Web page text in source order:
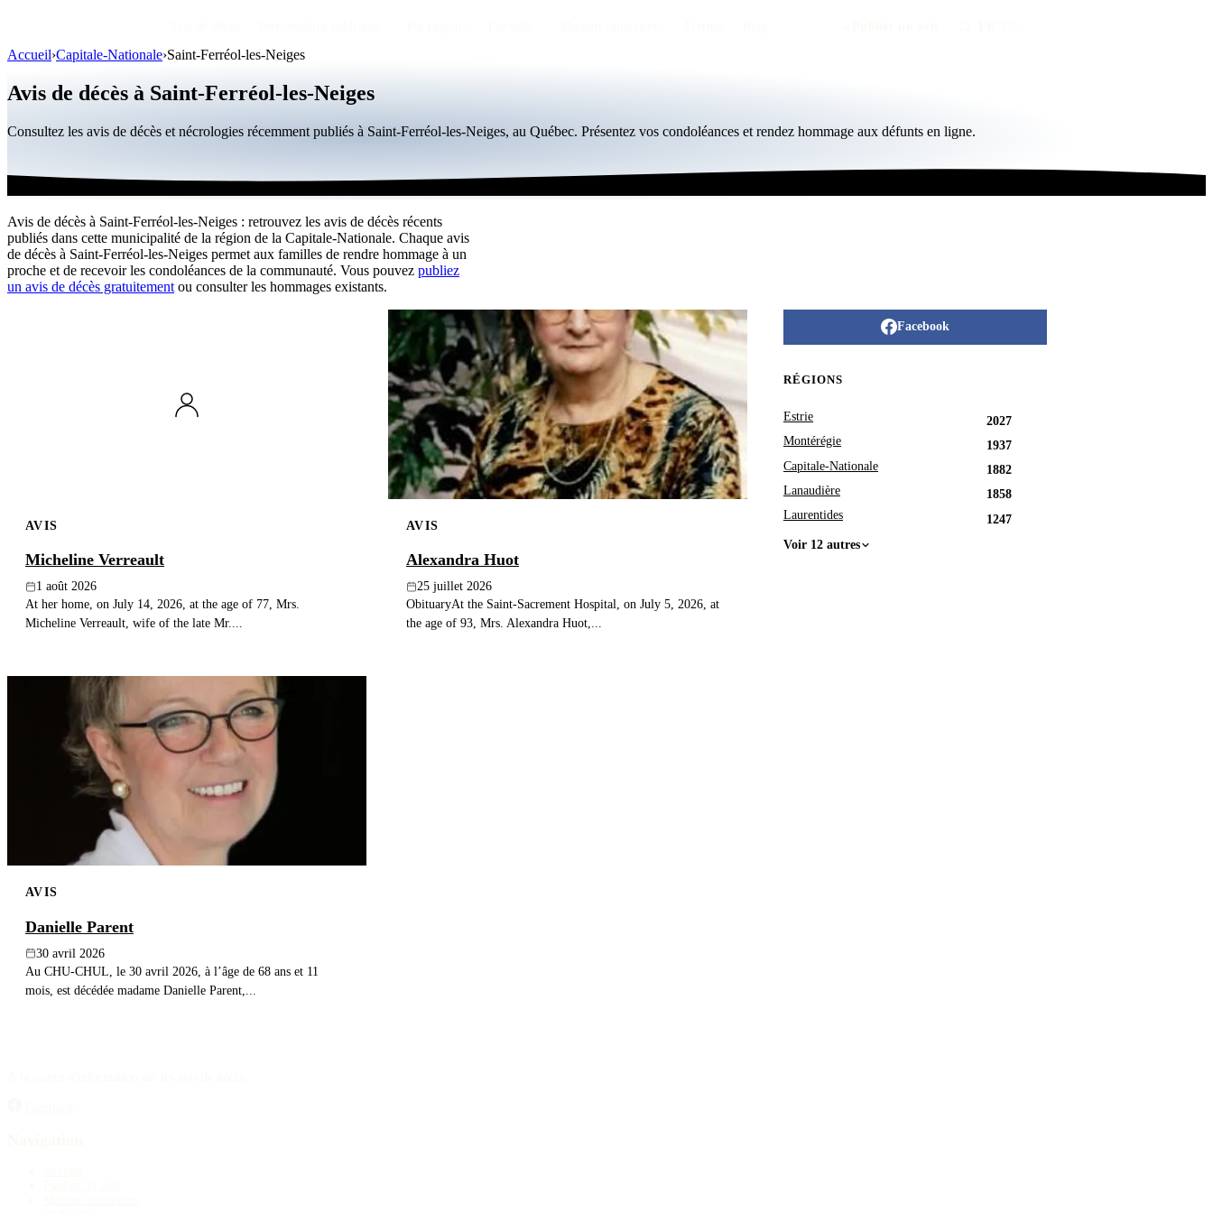
Accueil›Capitale-Nationale›Saint-Ferréol-les-Neiges
Avis de décès à Saint-Ferréol-les-Neiges
Consultez les avis de décès et nécrologies récemment publiés à Saint-Ferréol-les-Neiges, au Québec. Présentez vos condoléances et rendez hommage aux défunts en ligne.
Avis de décès à Saint-Ferréol-les-Neiges : retrouvez les avis de décès récents
publiés dans cette municipalité de la région de la Capitale-Nationale. Chaque avis
de décès à Saint-Ferréol-les-Neiges permet aux familles de rendre hommage à un
proche et de recevoir les condoléances de la communauté. Vous pouvez publiez
un avis de décès gratuitement ou consulter les hommages existants.
AVIS
Micheline Verreault
1 août 2026
At her home, on July 14, 2026, at the age of 77, Mrs.
Micheline Verreault, wife of the late Mr....
AVIS
Alexandra Huot
25 juillet 2026
ObituaryAt the Saint-Sacrement Hospital, on July 5, 2026, at
the age of 93, Mrs. Alexandra Huot,...
AVIS
Danielle Parent
30 avril 2026
Au CHU-CHUL, le 30 avril 2026, à l’âge de 68 ans et 11
mois, est décédée madame Danielle Parent,...
Facebook
RÉGIONS
Estrie
2027
Montérégie
1937
Capitale-Nationale
1882
Lanaudière
1858
Laurentides
1247
Voir 12 autres